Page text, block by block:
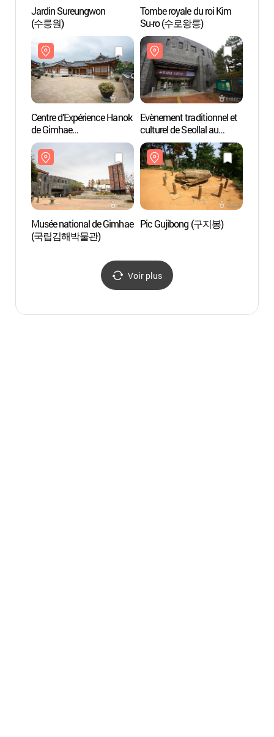
Jardin Sureungwon
(수릉원)
Tombe royale du roi Kim
Su-ro (수로왕릉)
Centre d’Expérience Hanok
de Gimhae
(김해한옥체험관)
Evènement traditionnel et
culturel de Seollal au
Musée National de
Gimhae (국립김해박물관
설맞이 전통문화행사)
Musée national de Gimhae
(국립김해박물관)
Pic Gujibong (구지봉)
Voir plus